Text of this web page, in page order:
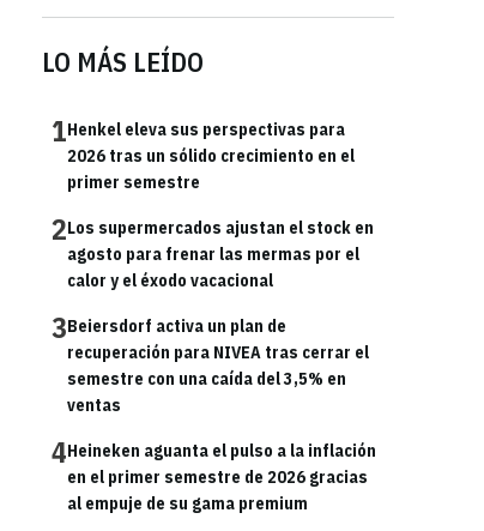
LO MÁS LEÍDO
1Henkel eleva sus perspectivas para
2026 tras un sólido crecimiento en el
primer semestre
2Los supermercados ajustan el stock en
agosto para frenar las mermas por el
calor y el éxodo vacacional
3Beiersdorf activa un plan de
recuperación para NIVEA tras cerrar el
semestre con una caída del 3,5% en
ventas
4Heineken aguanta el pulso a la inflación
en el primer semestre de 2026 gracias
al empuje de su gama premium